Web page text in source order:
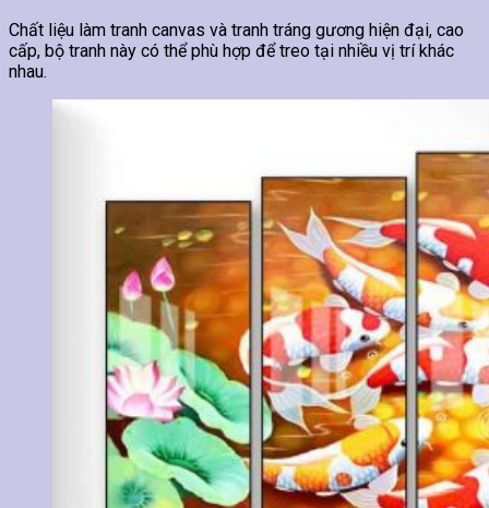
Chất liệu làm tranh canvas và tranh tráng gương hiện đại, cao
cấp, bộ tranh này có thể phù hợp để treo tại nhiều vị trí khác
nhau.